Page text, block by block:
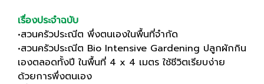
เรื่องประจำฉบับ
•สวนครัวประณีต พึ่งตนเองในพื้นที่จำกัด
•สวนครัวประณีต Bio Intensive Gardening ปลูกผักกิน
เองตลอดทั้งปี ในพื้นที่ 4 x 4 เมตร ใช้ชีวิตเรียบง่าย
ด้วยการพึ่งตนเอง